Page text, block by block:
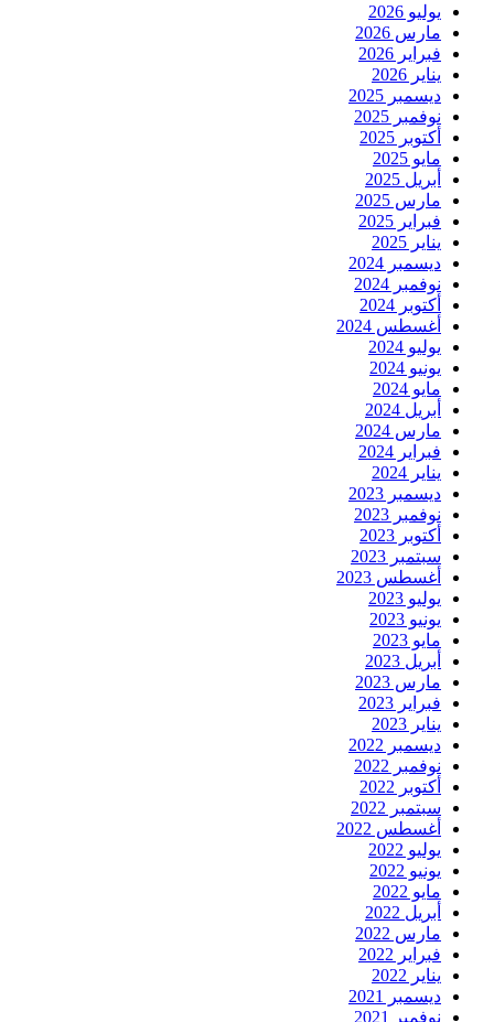
يوليو 2026
مارس 2026
فبراير 2026
يناير 2026
ديسمبر 2025
نوفمبر 2025
أكتوبر 2025
مايو 2025
أبريل 2025
مارس 2025
فبراير 2025
يناير 2025
ديسمبر 2024
نوفمبر 2024
أكتوبر 2024
أغسطس 2024
يوليو 2024
يونيو 2024
مايو 2024
أبريل 2024
مارس 2024
فبراير 2024
يناير 2024
ديسمبر 2023
نوفمبر 2023
أكتوبر 2023
سبتمبر 2023
أغسطس 2023
يوليو 2023
يونيو 2023
مايو 2023
أبريل 2023
مارس 2023
فبراير 2023
يناير 2023
ديسمبر 2022
نوفمبر 2022
أكتوبر 2022
سبتمبر 2022
أغسطس 2022
يوليو 2022
يونيو 2022
مايو 2022
أبريل 2022
مارس 2022
فبراير 2022
يناير 2022
ديسمبر 2021
نوفمبر 2021